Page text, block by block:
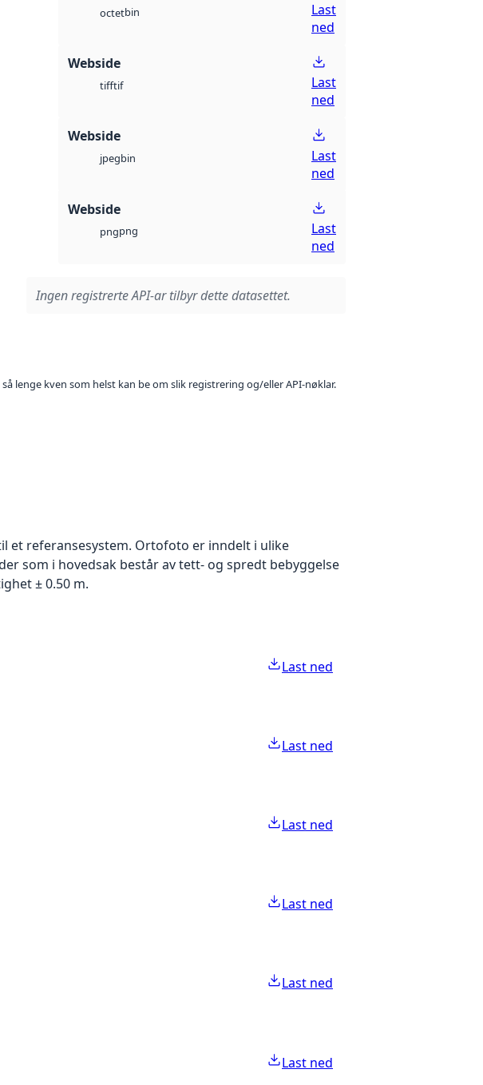
octetbin
Last
ned
Webside
tifftif
Last
ned
Webside
jpegbin
Last
ned
Webside
pngpng
Last
ned
Ingen registrerte API-ar tilbyr dette datasettet.
lenge kven som helst kan be om slik registrering og/eller API-nøklar.
et referansesystem. Ortofoto er inndelt i ulike
som i hovedsak består av tett- og spredt bebyggelse
± 0.50 m.
Last ned
Last ned
Last ned
Last ned
Last ned
Last ned